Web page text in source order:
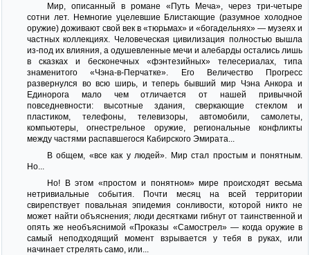
Мир, описанный в романе «Путь Меча», через три-четыре
сотни лет. Hемногие уцелевшие Блистающие (разумное холодное
оружие) доживают свой век в «тюрьмах» и «богадельнях» — музеях и
частных коллекциях. Человеческая цивилизация полностью вышла
из-под их влияния, а одушевленные мечи и алебарды остались лишь
в сказках и бесконечных «фэнтезийных» телесериалах, типа
знаменитого «Чэна-в-Перчатке». Его Величество Прогресс
развернулся во всю ширь, и теперь бывший мир Чэна Анкора и
Единорога мало чем отличается от нашей привычной
повседневности: высотные здания, сверкающие стеклом и
пластиком, телефоны, телевизоры, автомобили, самолеты,
компьютеры, огнестрельное оружие, региональные конфликты
между частями распавшегося Кабирского Эмирата...
В общем, «все как у людей». Мир стал простым и понятным.
Hо...
Hо! В этом «простом и понятном» мире происходят весьма
нетривиальные события. Почти месяц на всей территории
свирепствует повальная эпидемия сонливости, которой никто не
может найти объяснения; люди десятками гибнут от таинственной и
опять же необъяснимой «Проказы «Самострел» — когда оружие в
самый неподходящий момент взрывается у тебя в руках, или
начинает стрелять само, или...